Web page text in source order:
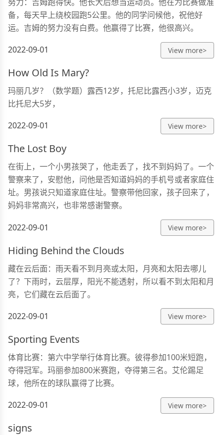
备，每天早上绕校园跑5公里。他的同学问候他，祝他好
运。吉姆的努力没有白费。他赢得了比赛，他很高兴。
2022-09-01 View more>
How Old Is Mary?
玛丽几岁？（数学题）露西12岁，托尼比露西小3岁，迈克
比托尼大5岁，
2022-09-01 View more>
The Lost Boy
在街上，一个小男孩哭了，他走丢了，找不到妈妈了。一个
警察来了，安慰他，问他是否知道妈妈的手机号或者家庭住
址。男孩说只知道家庭住址。警察带他回家，孩子回来了，
妈妈非常高兴，也非常感谢警察。
2022-09-01 View more>
Hiding Behind the Clouds
藏在云后面：雨天看不到月亮或太阳，月亮和太阳去哪儿
了？下雨时，云层厚，阳光不能透射，所以看不到太阳和月
亮，它们藏在云后面了。
2022-09-01 View more>
Sporting Events
体育比赛：第六中学举行体育比赛。彼得参加100米短跑，
夺得冠军。玛丽参加800米赛跑，夺得第三名。艾伦踢足
球，他所在的球队赢得了比赛。
2022-09-01 View more>
signs